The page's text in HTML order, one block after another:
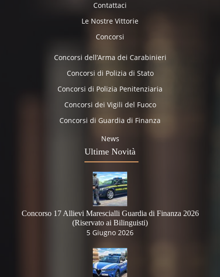
Contattaci
Le Nostre Vittorie
Concorsi
Concorsi dell’Arma dei Carabinieri
Concorsi di Polizia di Stato
Concorsi di Polizia Penitenziaria
Concorsi dei Vigili del Fuoco
Concorsi di Guardia di Finanza
News
Ultime Novità
Concorso 17 Allievi Marescialli Guardia di Finanza 2026
(Riservato ai Bilinguisti)
5 Giugno 2026